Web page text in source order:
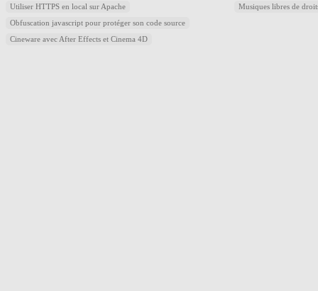
Utiliser HTTPS en local sur Apache
Obfuscation javascript pour protéger son code source
Cineware avec After Effects et Cinema 4D
Musiques libres de